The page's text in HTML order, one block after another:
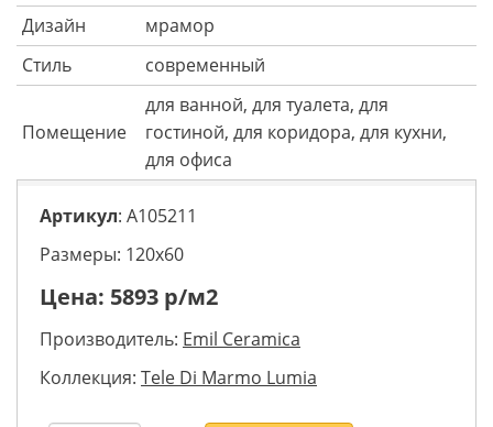
Дизайн
мрамор
Стиль
современный
Помещение
для ванной, для туалета, для
гостиной, для коридора, для кухни,
для офиса
Артикул: A105211
Размеры: 120х60
Цена: 5893 р/м2
Производитель: Emil Ceramica
Коллекция: Tele Di Marmo Lumia